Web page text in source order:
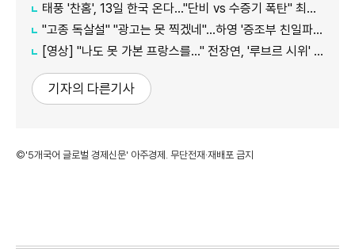
태풍 '찬홈', 13일 한국 온다..."단비 vs 수증기 폭탄" 최대 변수
"고종 독살설" "광고는 못 찍겠네"...하영 '증조부 친일파 논란' 반응 보니
[영상] "나도 못 가본 프랑스를…" 전장연, '루브르 시위' 영상 재확산 왜?
기자의 다른기사
©'5개국어 글로벌 경제신문' 아주경제. 무단전재·재배포 금지